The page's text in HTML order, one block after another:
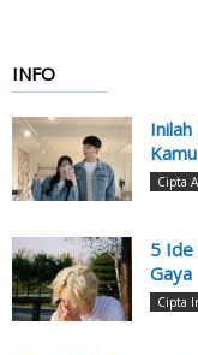
INFO
Cipta
5 Ide
Gaya
Cipta